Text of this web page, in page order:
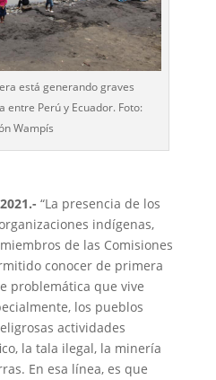
está generando graves
entre Perú y Ecuador. Foto:
Wampís
“La presencia de los
indígenas,
de las Comisiones
conocer de primera
problemática que vive
los pueblos
actividades
la tala ilegal, la minería
En esa línea, es que